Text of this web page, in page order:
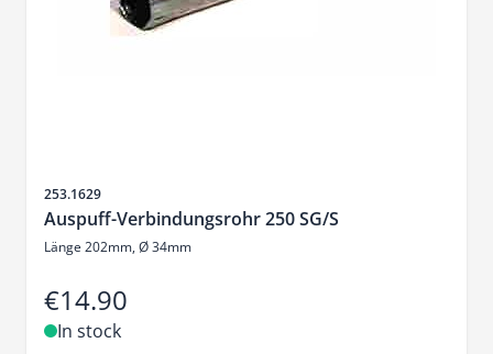
Sku
253.1629
Auspuff-Verbindungsrohr 250 SG/S
Länge 202mm, Ø 34mm
€14.90
In stock